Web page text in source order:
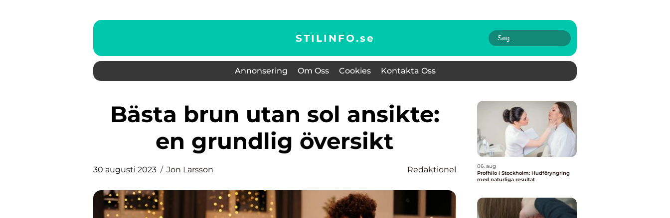
STILINFO.se
Annonsering Om Oss Cookies Kontakta Oss
Bästa brun utan sol ansikte:
en grundlig översikt
30 augusti 2023 Jon Larsson Redaktionel
06. aug
Profhilo i Stockholm: Hudföryngring
med naturliga resultat